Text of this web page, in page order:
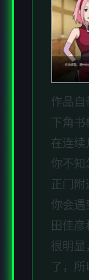
作品自
下角书
在连续
你不知
正门附
你会遇
田佳彦
很明显
了，所